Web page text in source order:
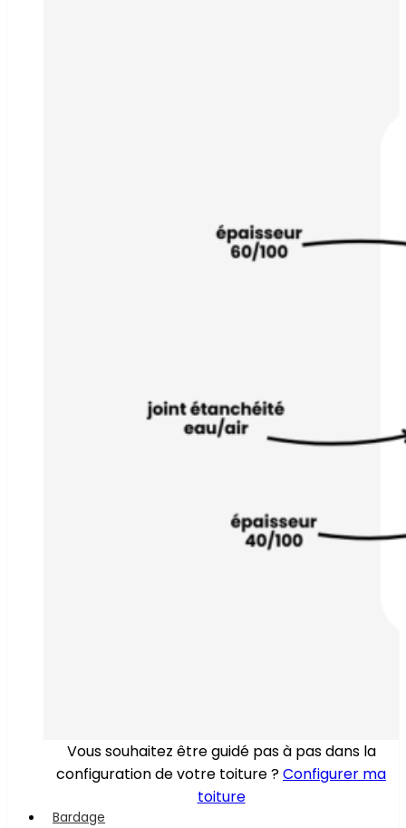
Vous souhaitez être guidé pas à pas dans la
configuration de votre toiture ?Configurer ma
toiture
Bardage